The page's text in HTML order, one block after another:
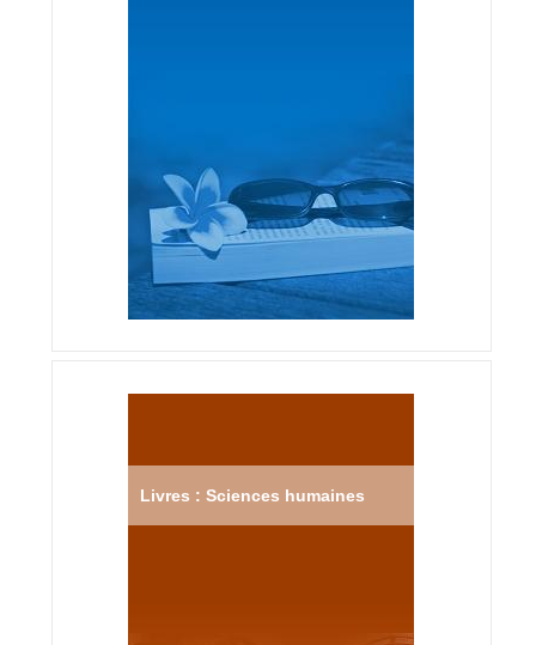
Livres : Sciences humaines